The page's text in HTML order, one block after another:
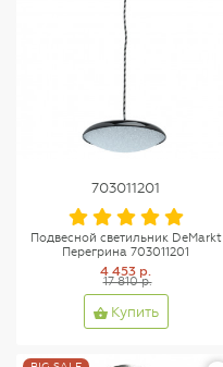
703011201
Подвесной светильник DeMarkt
Перегрина 703011201
4 453 р.
17 810 р.
Купить